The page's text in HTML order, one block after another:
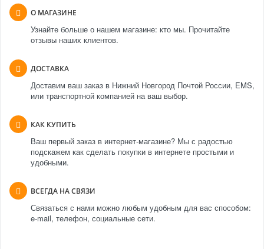
О МАГАЗИНЕ
Узнайте больше о нашем магазине: кто мы. Прочитайте
отзывы наших клиентов.
ДОСТАВКА
Доставим ваш заказ в Нижний Новгород Почтой России, EMS,
или транспортной компанией на ваш выбор.
КАК КУПИТЬ
Ваш первый заказ в интернет-магазине? Мы с радостью
подскажем как сделать покупки в интернете простыми и
удобными.
ВСЕГДА НА СВЯЗИ
Связаться с нами можно любым удобным для вас способом:
e-mail, телефон, социальные сети.